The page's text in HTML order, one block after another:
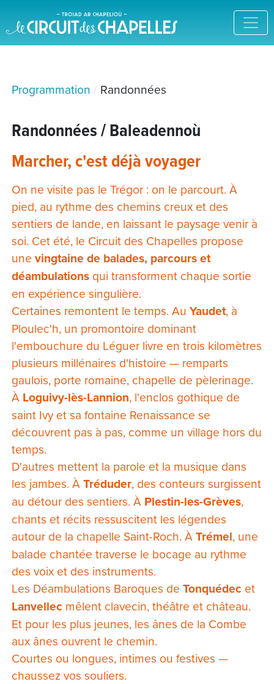
Programmation Randonnées
Randonnées / Baleadennoù
Marcher, c'est déjà voyager
On ne visite pas le Trégor : on le parcourt. À
pied, au rythme des chemins creux et des
sentiers de lande, en laissant le paysage venir à
soi. Cet été, le Circuit des Chapelles propose
unevingtaine de balades, parcours et
déambulations qui transforment chaque sortie
en expérience singulière.
Certaines remontent le temps. AuYaudet, à
Ploulec'h, un promontoire dominant
l'embouchure du Léguer livre en trois kilomètres
plusieurs millénaires d'histoire — remparts
gaulois, porte romaine, chapelle de pèlerinage.
À Loguivy-lès-Lannion, l'enclos gothique de
saint Ivy et sa fontaine Renaissance se
découvrent pas à pas, comme un village hors du
temps.
D'autres mettent la parole et la musique dans
les jambes. ÀTréduder, des conteurs surgissent
au détour des sentiers. À Plestin-les-Grèves,
chants et récits ressuscitent les légendes
autour de la chapelle Saint-Roch. ÀTrémel, une
balade chantée traverse le bocage au rythme
des voix et des instruments.
Les Déambulations Baroques deTonquédec et
Lanvellec mêlent clavecin, théâtre et château.
Et pour les plus jeunes, les ânes de la Combe
aux ânes ouvrent le chemin.
Courtes ou longues, intimes ou festives —
chaussez vos souliers.